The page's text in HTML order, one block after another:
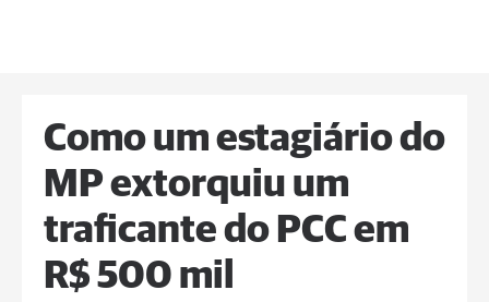
Como um estagiário do
MP extorquiu um
traficante do PCC em
R$ 500 mil